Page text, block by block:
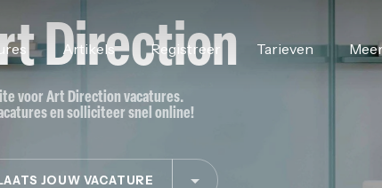
Artikels Registreer Tarieven
Direction
voor Art Direction vacatures.
en solliciteer snel online!
JOUW VACATURE